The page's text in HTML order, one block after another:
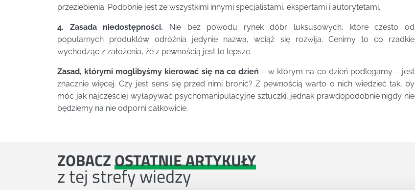
przeziębienia. Podobnie jest ze wszystkimi innymi specjalistami, ekspertami i autorytetami.
4. Zasada niedostępności. Nie bez powodu rynek dóbr luksusowych, które często od
popularnych produktów odróżnia jedynie nazwa, wciąż się rozwija. Cenimy to co rzadkie
wychodząc z założenia, że z pewnością jest to lepsze.
Zasad, którymi moglibyśmy kierować się na co dzień – w którym na co dzień podlegamy – jest
znacznie więcej. Czy jest sens się przed nimi bronić? Z pewnością warto o nich wiedzieć tak, by
móc jak najczęściej wyłapywać psychomanipulacyjne sztuczki, jednak prawdopodobnie nigdy nie
będziemy na nie odporni całkowicie.
ZOBACZOSTATNIE ARTYKUŁY
z tej strefy wiedzy